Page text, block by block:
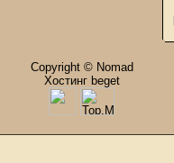
Copyright © Nomad
Хостинг beget